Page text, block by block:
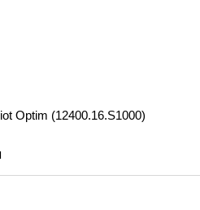
Optim (12400.16.S1000)